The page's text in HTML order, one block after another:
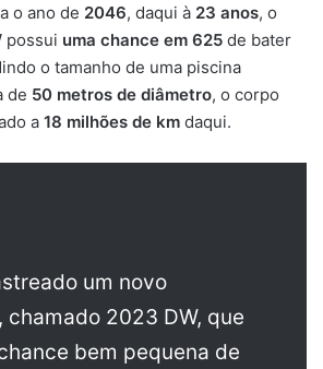
o ano de 2046, daqui à 23 anos, o
possui uma chance em 625 de bater
o tamanho de uma piscina
de 50 metros de diâmetro, o corpo
a 18 milhões de km daqui.
um novo
chamado 2023 DW, que
bem pequena de